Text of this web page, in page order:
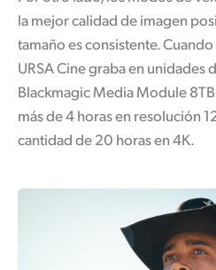
la mejor calidad de imagen
tamaño es consistente.
URSA Cine graba en unidades
Blackmagic Media Module
más de 4 horas en resolución
cantidad de 20 horas en 4K.